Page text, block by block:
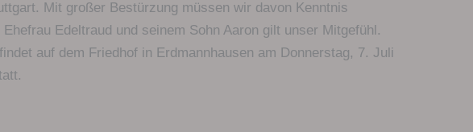
Mit großer Bestürzung müssen wir davon Kenntnis
Edeltraud und seinem Sohn Aaron gilt unser Mitgefühl.
auf dem Friedhof in Erdmannhausen am Donnerstag, 7. Juli